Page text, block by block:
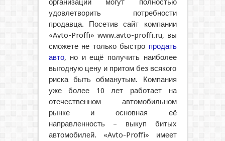
организации могут полностью
удовлетворить потребности
продавца. Посетив сайт компании
«Avto-Proffi» www.avto-proffi.ru, вы
сможете не только быстро продать
авто, но и ещё получить наиболее
выгодную цену и притом без всякого
риска быть обманутым. Компания
уже более 10 лет работает на
отечественном автомобильном
рынке и основная её
направленность – выкуп битых
автомобилей. «Avto-Proffi» имеет